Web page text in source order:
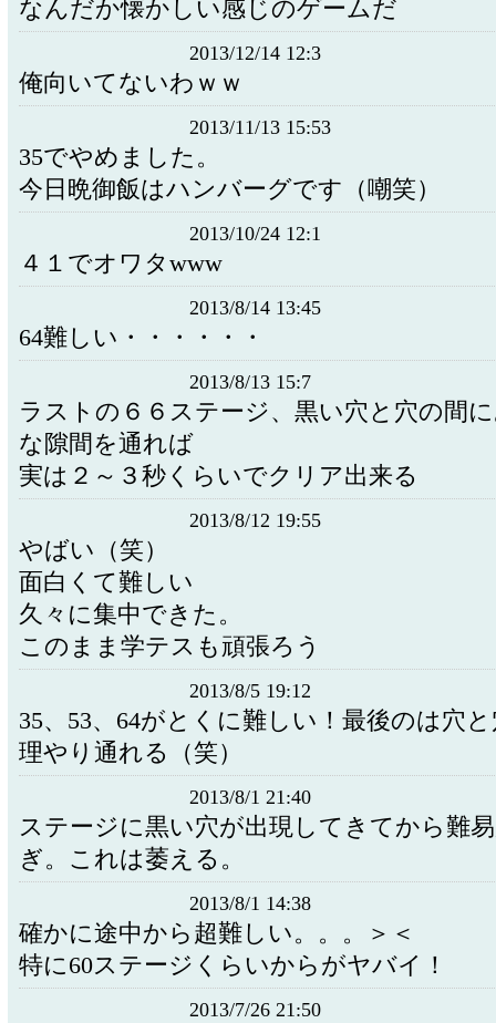
なんだか懐かしい感じのゲームだ
2013/12/14 12:3
俺向いてないわｗｗ
2013/11/13 15:53
35でやめました。
今日晩御飯はハンバーグです（嘲笑）
2013/10/24 12:1
４１でオワタwww
2013/8/14 13:45
64難しい・・・・・・
2013/8/13 15:7
ラストの６６ステージ、黒い穴と穴の間
な隙間を通れば
実は２～３秒くらいでクリア出来る
2013/8/12 19:55
やばい（笑）
面白くて難しい
久々に集中できた。
このまま学テスも頑張ろう
2013/8/5 19:12
35、53、64がとくに難しい！最後のは穴
理やり通れる（笑）
2013/8/1 21:40
ステージに黒い穴が出現してきてから難
ぎ。これは萎える。
2013/8/1 14:38
確かに途中から超難しい。。。＞＜
特に60ステージくらいからがヤバイ！
2013/7/26 21:50